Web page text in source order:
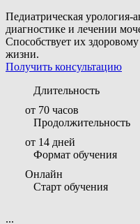
Педиатрическая урология-
диагностике и лечении
Способствует их
жизни.
Получить консультацию
Длительность
от 70 часов
Продолжительность
от 14 дней
Формат обучения
Онлайн
Старт обучения
...